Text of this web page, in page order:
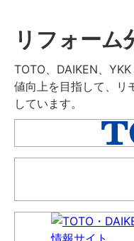
リフォーム
TOTO、DAIKEN、
値向上を目指して、リ
しています。